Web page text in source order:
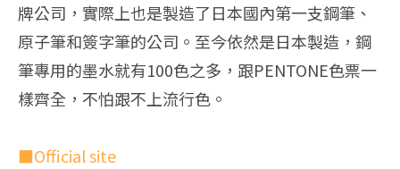
牌公司，實際上也是製造了日本國內第一支鋼筆、
原子筆和簽字筆的公司。至今依然是日本製造，鋼
筆專用的墨水就有100色之多，跟PENTONE色票一
樣齊全，不怕跟不上流行色。
■Official site